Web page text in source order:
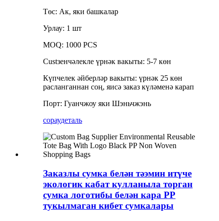
Төс: Ак, яки башкалар
Урлау: 1 шт
MOQ: 1000 PCS
Custзенчәлекле үрнәк вакыты: 5-7 көн
Күпчелек әйберләр вакыты: үрнәк 25 көн
расланганнан соң, яисә заказ күләменә карап
Порт: Гуанчжоу яки Шэньчжэнь
сораудеталь
Заказлы сумка белән тәэмин итүче
экологик кабат кулланыла торган
сумка логотибы белән кара PP
тукылмаган кибет сумкалары